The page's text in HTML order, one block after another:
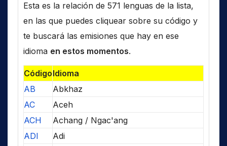
Esta es la relación de 571 lenguas de la lista,
en las que puedes cliquear sobre su código y
te buscará las emisiones que hay en ese
idioma en estos momentos.
CódigoIdioma
AB
Abkhaz
AC
Aceh
ACH
Achang / Ngac'ang
ADI
Adi